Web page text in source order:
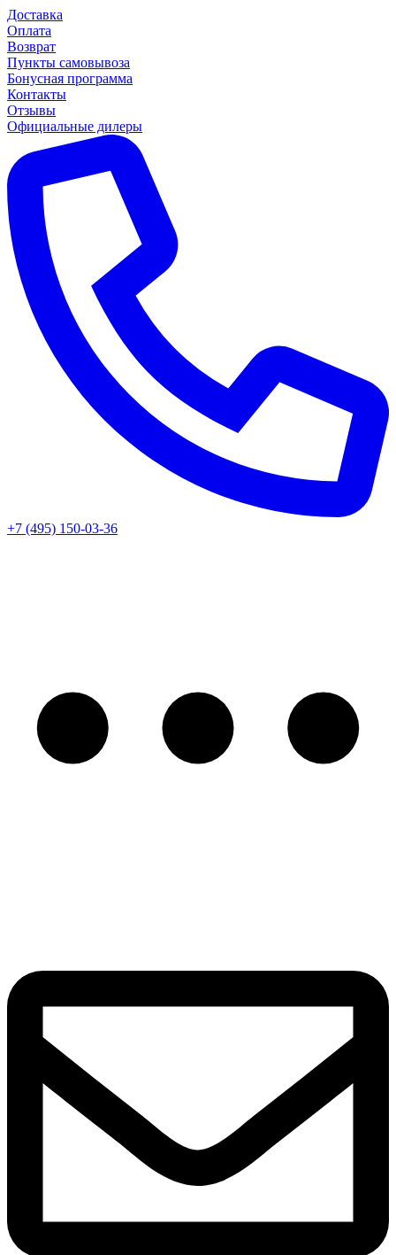
Доставка
Оплата
Возврат
Пункты самовывоза
Бонусная программа
Контакты
Отзывы
Официальные дилеры
+7 (495) 150-03-36